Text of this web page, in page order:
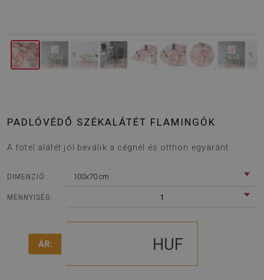
PADLÓVÉDŐ SZÉKALÁTÉT FLAMINGÓK
A fotel alátét jól beválik a cégnél és otthon egyaránt.
DIMENZIÓ: 100x70 cm
MENNYISÉG: 1
ÁR: HUF